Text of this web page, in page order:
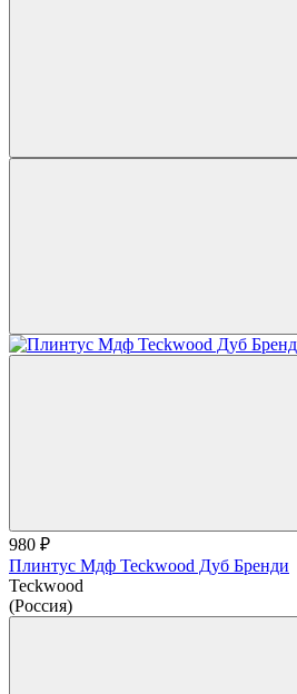
980 ₽
Плинтус Мдф Teckwood Дуб Бренди
Teckwood
(Россия)